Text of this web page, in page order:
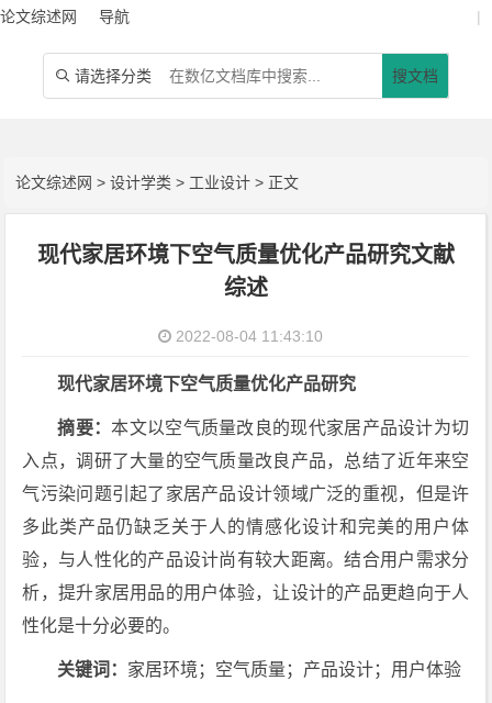
论文综述网 导航 |
 请选择分类 搜文档
论文综述网 >设计学类 > 工业设计 > 正文
现代家居环境下空气质量优化产品研究文献
综述
2022-08-04 11:43:10
现代家居环境下空气质量优化产品研究
摘要：本文以空气质量改良的现代家居产品设计为切
入点，调研了大量的空气质量改良产品，总结了近年来空
气污染问题引起了家居产品设计领域广泛的重视，但是许
多此类产品仍缺乏关于人的情感化设计和完美的用户体
验，与人性化的产品设计尚有较大距离。结合用户需求分
析，提升家居用品的用户体验，让设计的产品更趋向于人
性化是十分必要的。
关键词： 家居环境；空气质量；产品设计；用户体验